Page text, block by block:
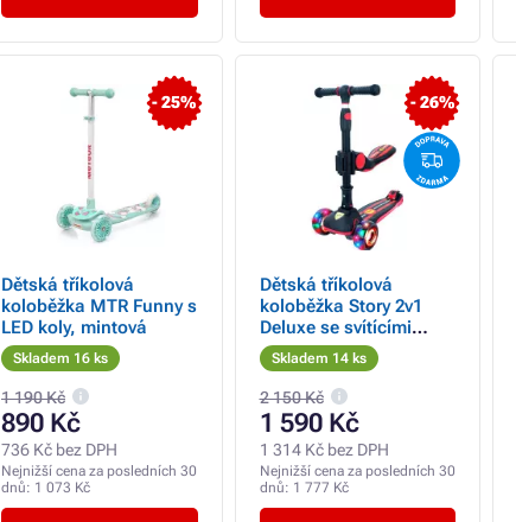
- 25%
Dětská tříkolová
koloběžka MTR Funny s
LED koly, mintová
Skladem 16 ks
1 190 Kč
890 Kč
736 Kč bez DPH
Nejnižší cena za posledních 30
dnů: 1 073 Kč
- 26%
Dětská tříkolová
koloběžka Story 2v1
Deluxe se svítícími
kolečky mini scooter,
černo-červená
Skladem 14 ks
2 150 Kč
1 590 Kč
1 314 Kč bez DPH
Nejnižší cena za posledních 30
dnů: 1 777 Kč